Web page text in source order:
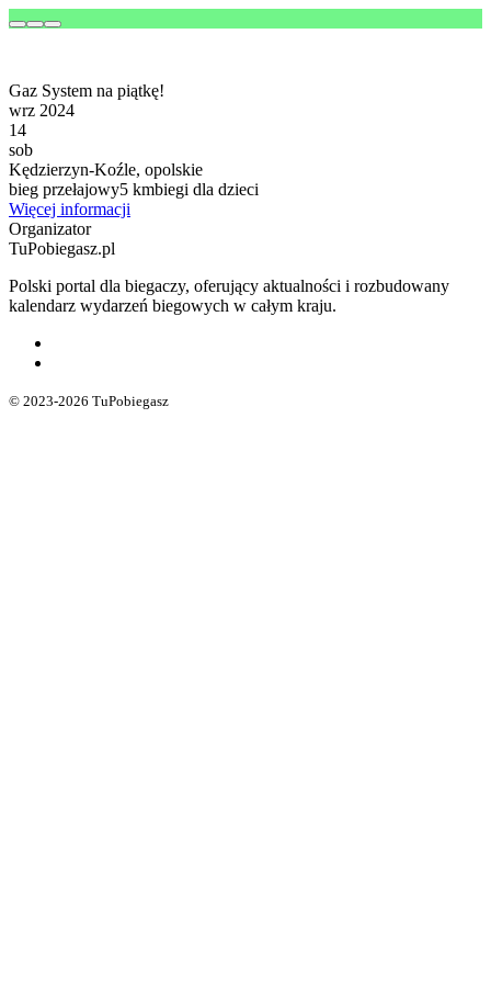
Gaz System na piątkę!
wrz 2024
14
sob
Kędzierzyn-Koźle, opolskie
bieg przełajowy5 kmbiegi dla dzieci
Więcej informacji
Organizator
TuPobiegasz.pl
Polski portal dla biegaczy, oferujący aktualności i rozbudowany
kalendarz wydarzeń biegowych w całym kraju.
© 2023-2026 TuPobiegasz